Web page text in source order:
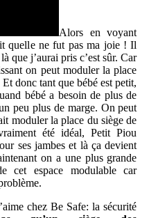
Alors en voyant
quelle ne fut pas ma joie ! Il
que j’aurai pris c’est sûr. Car
on peut moduler la place
donc tant que bébé est petit,
bébé a besoin de plus de
peu plus de marge. On peut
moduler la place du siège de
été idéal, Petit Piou
ses jambes et là ça devient
on a une plus grande
cet espace modulable car
chez Be Safe: la sécurité